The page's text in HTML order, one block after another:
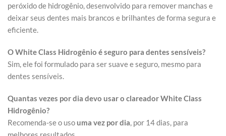
peróxido de hidrogênio, desenvolvido para remover manchas e
deixar seus dentes mais brancos e brilhantes de forma segura e
eficiente.
O White Class Hidrogênio é seguro para dentes sensíveis?
Sim, ele foi formulado para ser suave e seguro, mesmo para
dentes sensíveis.
Quantas vezes por dia devo usar o clareador White Class
Hidrogênio?
Recomenda-se o usouma vez por dia, por 14 dias, para